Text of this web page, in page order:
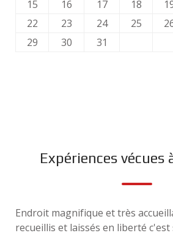
15
16 17 18
22
23 24 25
29
30 31
Expériences vécues
Endroit magnifique et très
recueillis et laissés en liberté